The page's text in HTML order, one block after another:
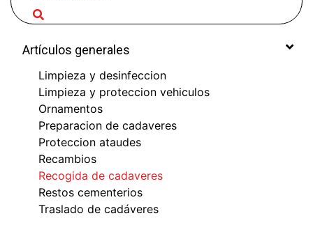
Artículos generales
Limpieza y desinfeccion
Limpieza y proteccion vehiculos
Ornamentos
Preparacion de cadaveres
Proteccion ataudes
Recambios
Recogida de cadaveres
Restos cementerios
Traslado de cadáveres